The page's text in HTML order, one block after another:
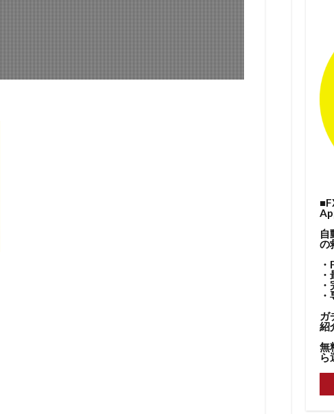
自
の
ガ
紹
無
ら